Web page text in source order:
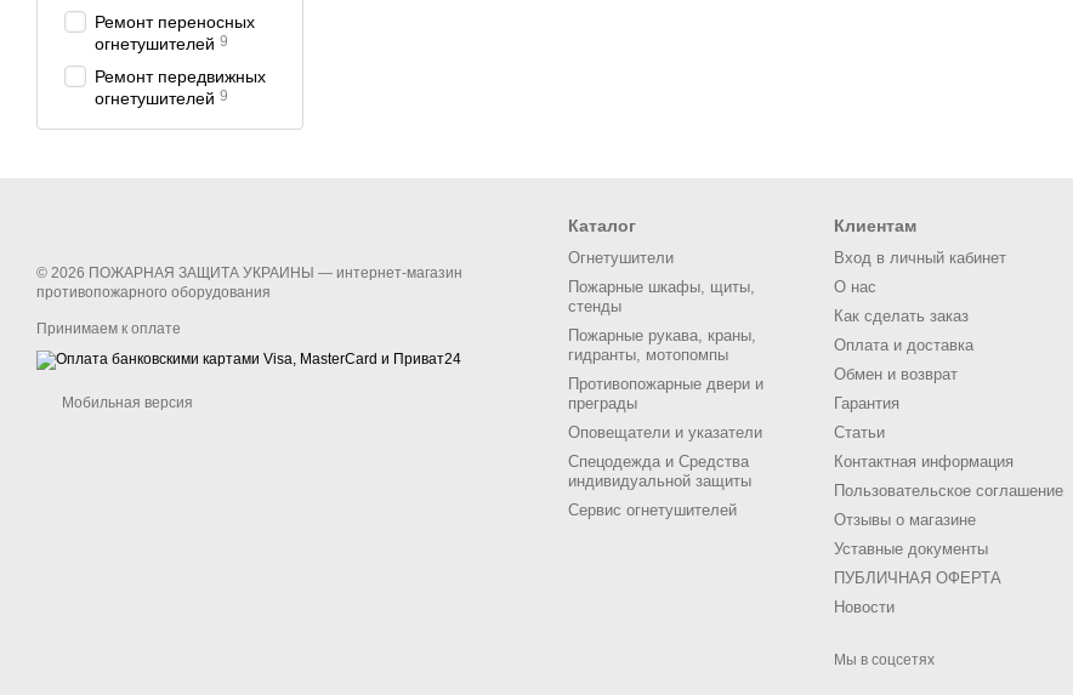
Ремонт переносных
огнетушителей 9
Ремонт передвижных
огнетушителей 9
© 2026 ПОЖАРНАЯ ЗАЩИТА УКРАИНЫ — интернет-магазин
противопожарного оборудования
Принимаем к оплате
Мобильная версия
Каталог
Огнетушители
Пожарные шкафы, щиты,
стенды
Пожарные рукава, краны,
гидранты, мотопомпы
Противопожарные двери и
преграды
Оповещатели и указатели
Спецодежда и Средства
индивидуальной защиты
Сервис огнетушителей
Клиентам
Вход в личный кабинет
О нас
Как сделать заказ
Оплата и доставка
Обмен и возврат
Гарантия
Статьи
Контактная информация
Пользовательское соглашение
Отзывы о магазине
Уставные документы
ПУБЛИЧНАЯ ОФЕРТА
Новости
Мы в соцсетях